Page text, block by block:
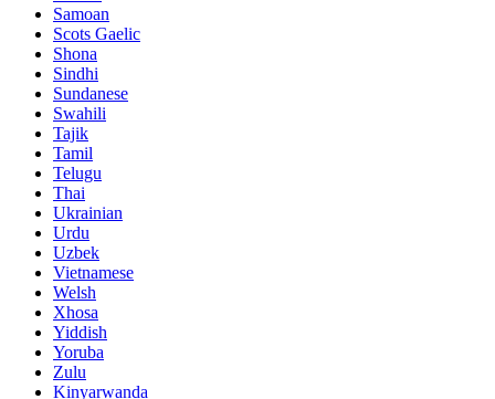
Samoan
Scots Gaelic
Shona
Sindhi
Sundanese
Swahili
Tajik
Tamil
Telugu
Thai
Ukrainian
Urdu
Uzbek
Vietnamese
Welsh
Xhosa
Yiddish
Yoruba
Zulu
Kinyarwanda